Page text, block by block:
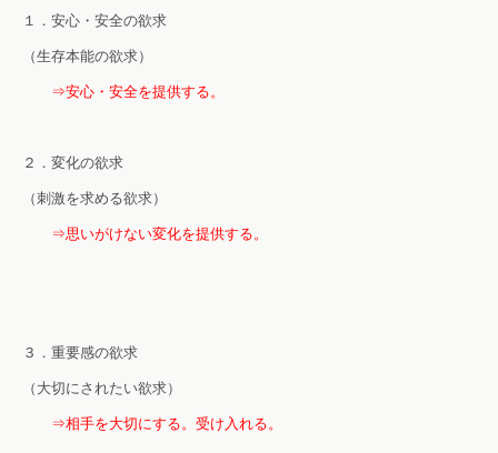
１．安心・安全の欲求
（生存本能の欲求）
⇒安心・安全を提供する。
２．変化の欲求
（刺激を求める欲求）
⇒思いがけない変化を提供する。
３．重要感の欲求
（大切にされたい欲求）
⇒相手を大切にする。受け入れる。